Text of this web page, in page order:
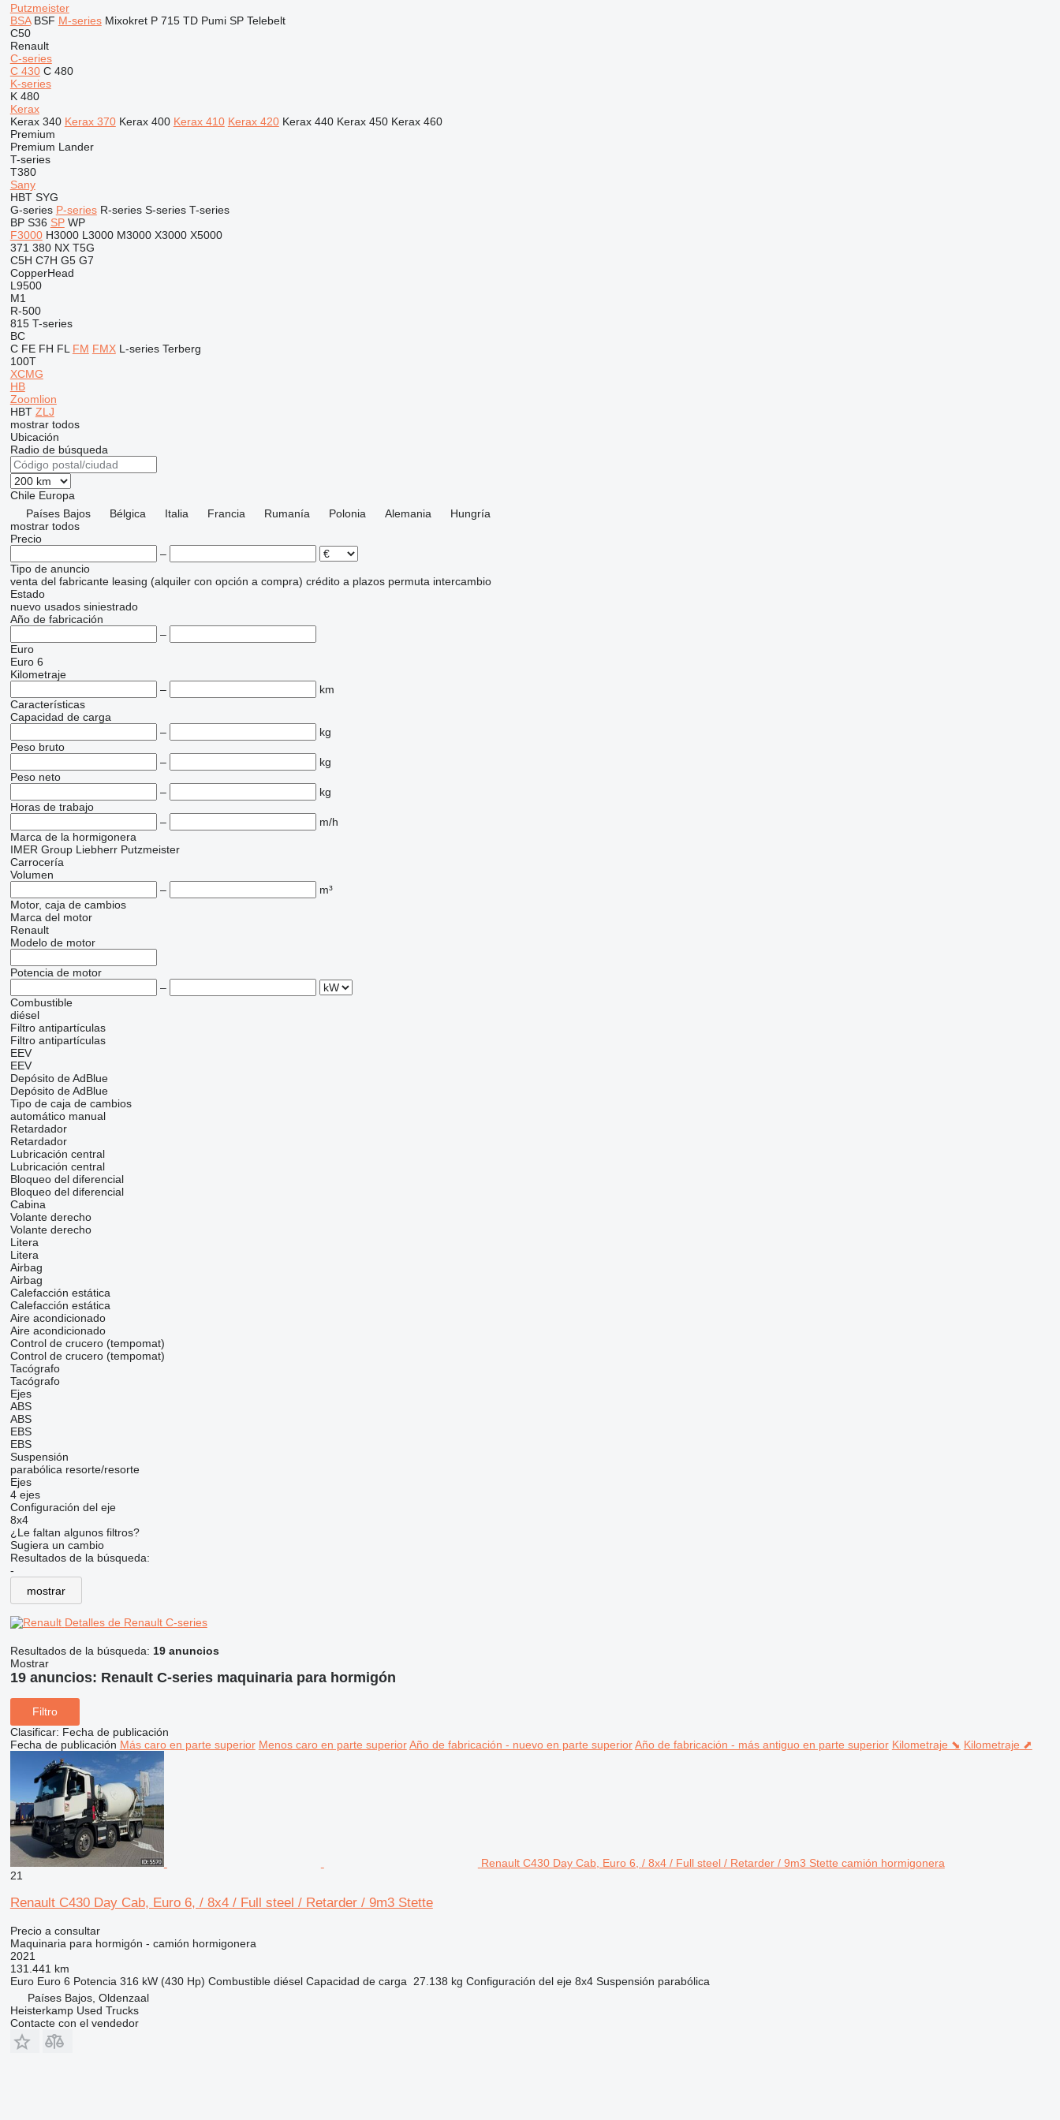
Putzmeister
BSA BSF M-series Mixokret P 715 TD Pumi SP Telebelt
C50
Renault
C-series
C 430 C 480
K-series
K 480
Kerax
Kerax 340 Kerax 370 Kerax 400 Kerax 410 Kerax 420 Kerax 440 Kerax 450 Kerax 460
Premium
Premium Lander
T-series
T380
Sany
HBT SYG
G-series P-series R-series S-series T-series
BP S36 SP WP
F3000 H3000 L3000 M3000 X3000 X5000
371 380 NX T5G
C5H C7H G5 G7
CopperHead
L9500
M1
R-500
815 T-series
BC
C FE FH FL FM FMX L-series Terberg
100T
XCMG
HB
Zoomlion
HBT ZLJ
mostrar todos
Ubicación
Radio de búsqueda
Chile Europa
Países Bajos
Bélgica Italia Francia Rumanía Polonia Alemania
Hungría
mostrar todos
Precio
–
Tipo de anuncio
venta del fabricante leasing (alquiler con opción a compra) crédito a plazos permuta intercambio
Estado
nuevo usados siniestrado
Año de fabricación
–
Euro
Euro 6
Kilometraje
–
km
Características
Capacidad de carga
–
kg
Peso bruto
–
kg
Peso neto
–
kg
Horas de trabajo
–
m/h
Marca de la hormigonera
IMER Group Liebherr Putzmeister
Carrocería
Volumen
–
m³
Motor, caja de cambios
Marca del motor
Renault
Modelo de motor
Potencia de motor
–
Combustible
diésel
Filtro antipartículas
Filtro antipartículas
EEV
EEV
Depósito de AdBlue
Depósito de AdBlue
Tipo de caja de cambios
automático manual
Retardador
Retardador
Lubricación central
Lubricación central
Bloqueo del diferencial
Bloqueo del diferencial
Cabina
Volante derecho
Volante derecho
Litera
Litera
Airbag
Airbag
Calefacción estática
Calefacción estática
Aire acondicionado
Aire acondicionado
Control de crucero (tempomat)
Control de crucero (tempomat)
Tacógrafo
Tacógrafo
Ejes
ABS
ABS
EBS
EBS
Suspensión
parabólica resorte/resorte
Ejes
4 ejes
Configuración del eje
8x4
¿Le faltan algunos filtros?
Sugiera un cambio
Resultados de la búsqueda:
-
mostrar
Detalles de Renault C-series
Resultados de la búsqueda: 19 anuncios
Mostrar
19 anuncios: Renault C-series maquinaria para hormigón
Filtro
Clasificar: Fecha de publicación
Fecha de publicación Más caro en parte superior Menos caro en parte superior Año de fabricación - nuevo en parte superior Año de fabricación - más antiguo en parte superior Kilometraje ⬊ Kilometraje ⬈
Renault C430 Day Cab, Euro 6, / 8x4 / Full steel / Retarder / 9m3 Stette camión hormigonera
21
Renault C430 Day Cab, Euro 6, / 8x4 / Full steel / Retarder / 9m3 Stette
Precio a consultar
Maquinaria para hormigón - camión hormigonera
2021
131.441 km
Euro Euro 6 Potencia 316 kW (430 Hp) Combustible diésel Capacidad de carga 27.138 kg Configuración del eje 8x4 Suspensión parabólica
Países Bajos, Oldenzaal
Heisterkamp Used Trucks
Contacte con el vendedor